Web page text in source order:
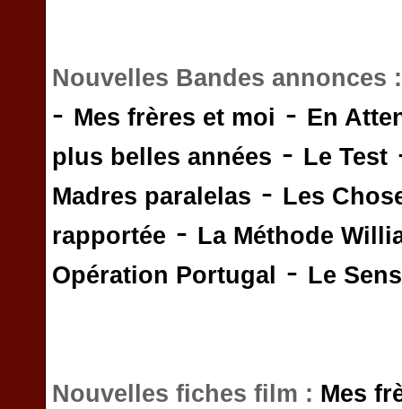
Nouvelles Bandes annonces
- Mes frères et moi - En
plus belles années - Le Test
Madres paralelas - Les
rapportée - La Méthode
Opération Portugal
- Le
Nouvelles fiches film : Mes